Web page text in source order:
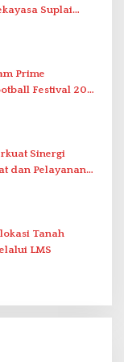
Suplai
Prime
Festival 2026
Jamal
Sinergi
dan Pelayanan
Tanah
LMS